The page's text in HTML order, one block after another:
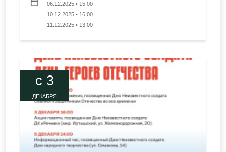
06.12.2025 • 15:00
10.12.2025 • 16:00
11.12.2025 • 13:00
c 3
ДЕКАБРЯ